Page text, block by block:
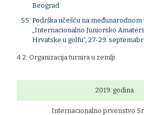
Beograd
Podrška učešću na
„Internacionalno Juniorsko
Hrvatske u golfu“, 27-29.
4.2. Organizacija turnira u zemlji
2019. godina
Internacionalno prvenstvo